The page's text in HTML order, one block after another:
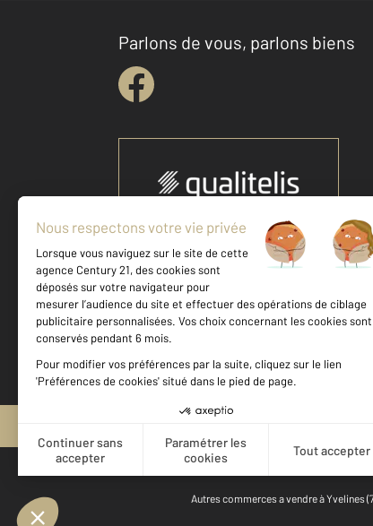
Parlons de vous, parlons biens
Votre agence est notée
Achat
Vente
9,1/10
Location
Gestion
9,2/10
Mentions légales & CGU et Barèmes
Autres commerces a vendre à Yvelines